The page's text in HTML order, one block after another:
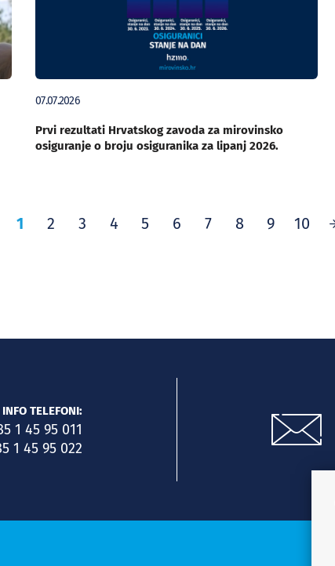
07.07.2026
Prvi rezultati Hrvatskog zavoda za mirovinsko
osiguranje o broju osiguranika za lipanj 2026.
1 2 3 4 5 6 7 8 9 10
INFO TELEFONI:
1 45 95 011
1 45 95 022